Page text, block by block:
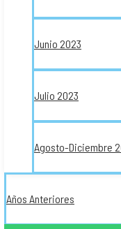
Junio 2023
Julio 2023
Agosto-Diciembre
Años Anteriores